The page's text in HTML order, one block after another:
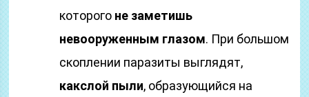
которого не заметишь
невооруженным глазом. При большом
скоплении паразиты выглядят,
какслой пыли, образующийся на